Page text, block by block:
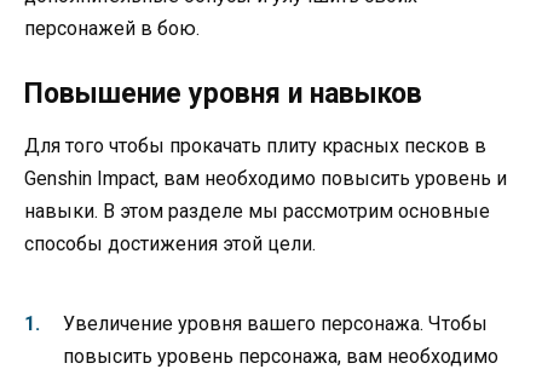
персонажей в бою.
Повышение уровня и навыков
Для того чтобы прокачать плиту красных песков в
Genshin Impact, вам необходимо повысить уровень и
навыки. В этом разделе мы рассмотрим основные
способы достижения этой цели.
Увеличение уровня вашего персонажа. Чтобы
повысить уровень персонажа, вам необходимо